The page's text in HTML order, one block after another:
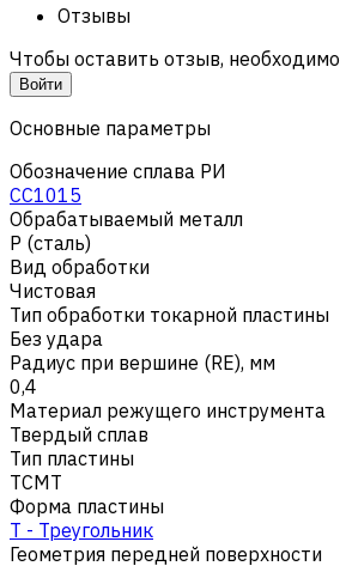
Отзывы
Чтобы оставить отзыв,
Войти
Основные параметры
Обозначение сплава РИ
CC1015
Обрабатываемый металл
Р (сталь)
Вид обработки
Чистовая
Тип обработки токарной пластины
Без удара
Радиус при вершине (RE), мм
0,4
Материал режущего инструмента
Твердый сплав
Тип пластины
TCMT
Форма пластины
T - Треугольник
Геометрия передней поверхности